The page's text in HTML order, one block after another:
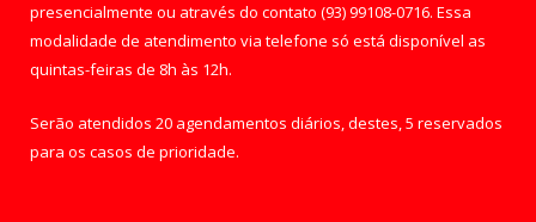
presencialmente ou através do contato (93) 99108-0716. Essa
modalidade de atendimento via telefone só está disponível as
quintas-feiras de 8h às 12h.
Serão atendidos 20 agendamentos diários, destes, 5 reservados
para os casos de prioridade.